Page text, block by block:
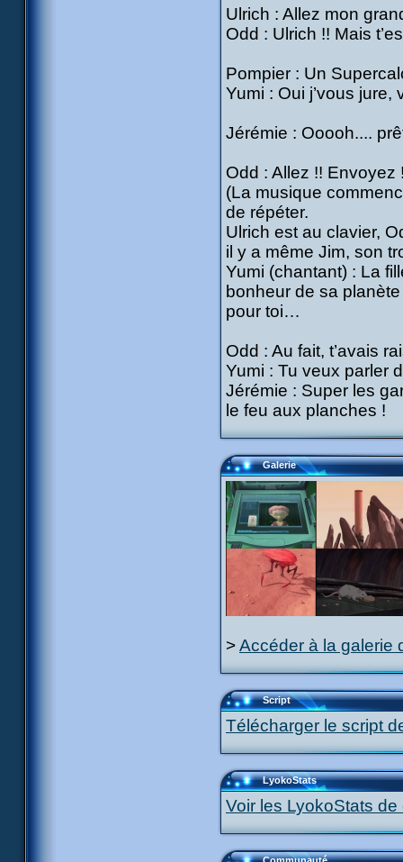
Ulrich : Allez mon
Odd : Ulrich !! Mais
Pompier : Un
Yumi : Oui j’vous jure,
Jérémie : Ooooh....
Odd : Allez !! Envoyez
(La musique
de répéter.
Ulrich est au clavier,
il y a même Jim, son
Yumi (chantant) : La
bonheur de sa
pour toi…
Odd : Au fait, t’avais
Yumi : Tu veux parler
Jérémie : Super les
le feu aux planches !
Galerie
>Accéder à la galerie
Script
Télécharger le script
LyokoStats
Voir les LyokoStats